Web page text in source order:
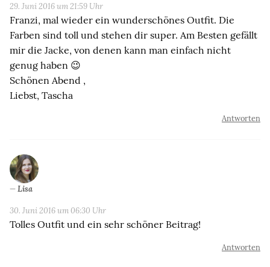
29. Juni 2016 um 21:59 Uhr
Franzi, mal wieder ein wunderschönes Outfit. Die
Farben sind toll und stehen dir super. Am Besten gefällt
mir die Jacke, von denen kann man einfach nicht
genug haben 😉
Schönen Abend ,
Liebst, Tascha
Antworten
Lisa
30. Juni 2016 um 06:30 Uhr
Tolles Outfit und ein sehr schöner Beitrag!
Antworten